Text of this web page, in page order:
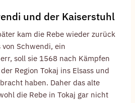
und der Kaiserstuhl
kam die Rebe wieder zurück
von Schwendi, ein
soll sie 1568 nach Kämpfen
Region Tokaj ins Elsass und
haben. Daher das alte
die Rebe in Tokaj gar nicht